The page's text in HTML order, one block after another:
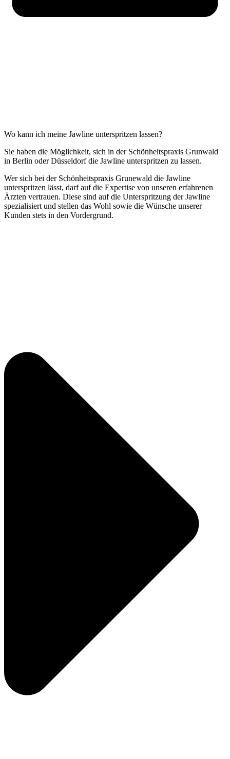
Wo kann ich meine Jawline unterspritzen lassen?
Sie haben die Möglichkeit, sich in der Schönheitspraxis Grunwald
in Berlin oder Düsseldorf die Jawline unterspritzen zu lassen.
Wer sich bei der Schönheitspraxis Grunewald die Jawline
unterspritzen lässt, darf auf die Expertise von unseren erfahrenen
Ärzten vertrauen. Diese sind auf die Unterspritzung der Jawline
spezialisiert und stellen das Wohl sowie die Wünsche unserer
Kunden stets in den Vordergrund.